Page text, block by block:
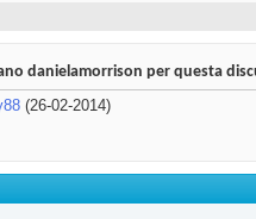
danielamorrison per questa
(26-02-2014)